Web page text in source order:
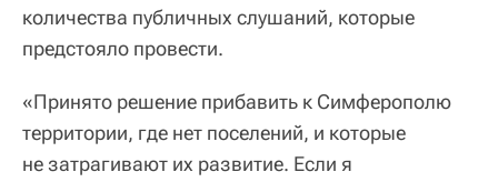
количества публичных слушаний, которые
предстояло провести.
«Принято решение прибавить к Симферополю
территории, где нет поселений, и которые
не затрагивают их развитие. Если я